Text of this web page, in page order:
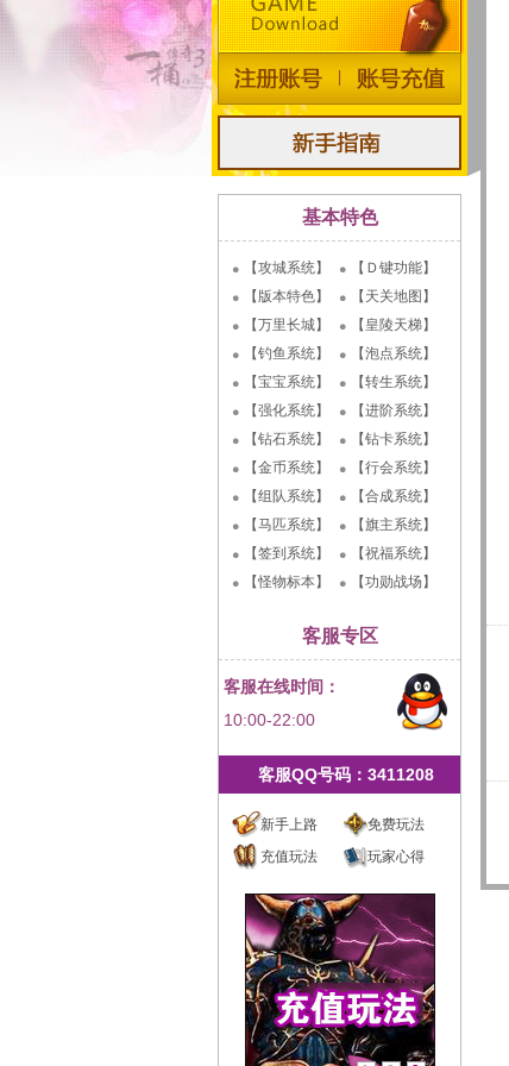
基本特色
【攻城系统】
【Ｄ键功能】
【版本特色】
【天关地图】
【万里长城】
【皇陵天梯】
【钓鱼系统】
【泡点系统】
【宝宝系统】
【转生系统】
【强化系统】
【进阶系统】
【钻石系统】
【钻卡系统】
【金币系统】
【行会系统】
【组队系统】
【合成系统】
【马匹系统】
【旗主系统】
【签到系统】
【祝福系统】
【怪物标本】
【功勋战场】
客服专区
客服在线时间：
10:00-22:00
客服QQ号码：3411208
新手上路
免费玩法
充值玩法
玩家心得